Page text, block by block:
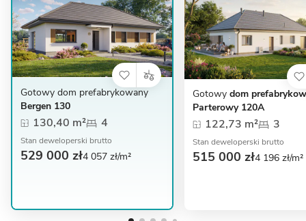
Gotowy dom prefabrykowany
Bergen 130
130,40 m² 4
Stan deweloperski brutto
529 000 zł4 057 zł/m²
Gotowy dom
Parterowy 120A
122,73 m² 3
Stan deweloperski brutto
515 000 zł4 196 zł/m²